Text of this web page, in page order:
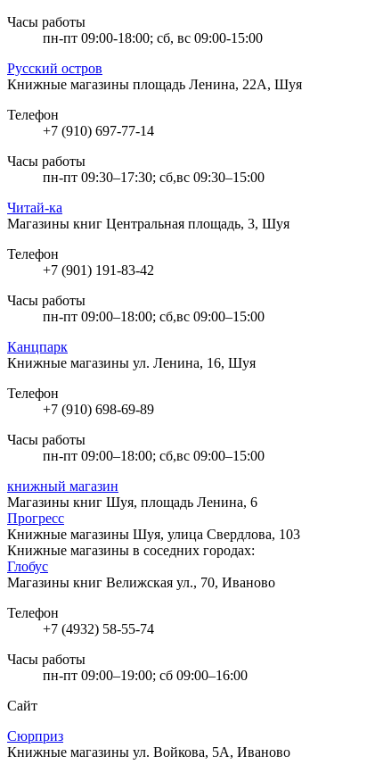
Часы работы
пн-пт 09:00-18:00; сб, вс 09:00-15:00
Русский остров
Книжные магазины площадь Ленина, 22А, Шуя
Телефон
+7 (910) 697-77-14
Часы работы
пн-пт 09:30–17:30; сб,вс 09:30–15:00
Читай-ка
Магазины книг Центральная площадь, 3, Шуя
Телефон
+7 (901) 191-83-42
Часы работы
пн-пт 09:00–18:00; сб,вс 09:00–15:00
Канцпарк
Книжные магазины ул. Ленина, 16, Шуя
Телефон
+7 (910) 698-69-89
Часы работы
пн-пт 09:00–18:00; сб,вс 09:00–15:00
книжный магазин
Магазины книг Шуя, площадь Ленина, 6
Прогресс
Книжные магазины Шуя, улица Свердлова, 103
Книжные магазины в соседних городах:
Глобус
Магазины книг Велижская ул., 70, Иваново
Телефон
+7 (4932) 58-55-74
Часы работы
пн-пт 09:00–19:00; сб 09:00–16:00
Сайт
Сюрприз
Книжные магазины ул. Войкова, 5А, Иваново